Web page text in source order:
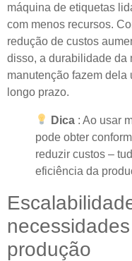
máquina de etiquetas
com menos recursos.
redução de custos
disso, a durabilidade da
manutenção fazem dela
longo prazo.
Dica : Ao usar
pode obter
reduzir custos –
eficiência da
produção